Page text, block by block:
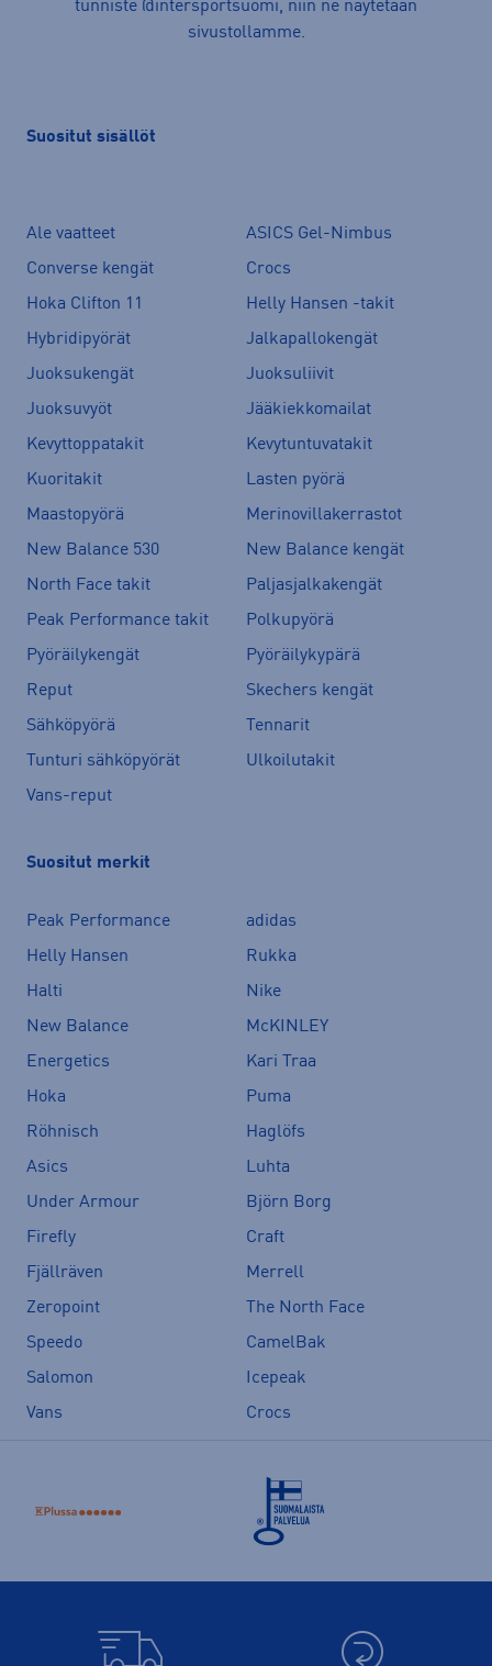
tunniste @intersportsuomi, niin ne näytetään
sivustollamme.
Suositut sisällöt
Ale vaatteet
ASICS Gel-Nimbus
Converse kengät
Crocs
Hoka Clifton 11
Helly Hansen -takit
Hybridipyörät
Jalkapallokengät
Juoksukengät
Juoksuliivit
Juoksuvyöt
Jääkiekkomailat
Kevyttoppatakit
Kevytuntuvatakit
Kuoritakit
Lasten pyörä
Maastopyörä
Merinovillakerrastot
New Balance 530
New Balance kengät
North Face takit
Paljasjalkakengät
Peak Performance takit
Polkupyörä
Pyöräilykengät
Pyöräilykypärä
Reput
Skechers kengät
Sähköpyörä
Tennarit
Tunturi sähköpyörät
Ulkoilutakit
Vans-reput
Suositut merkit
Peak Performance
adidas
Helly Hansen
Rukka
Halti
Nike
New Balance
McKINLEY
Energetics
Kari Traa
Hoka
Puma
Röhnisch
Haglöfs
Asics
Luhta
Under Armour
Björn Borg
Firefly
Craft
Fjällräven
Merrell
Zeropoint
The North Face
Speedo
CamelBak
Salomon
Icepeak
Vans
Crocs